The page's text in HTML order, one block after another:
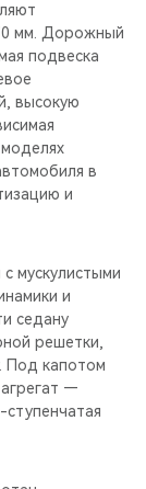
мм. Дорожный
подвеска
высокую
в
и
с мускулистыми
и
седану
решетки,
Под капотом
—
ступенчатая